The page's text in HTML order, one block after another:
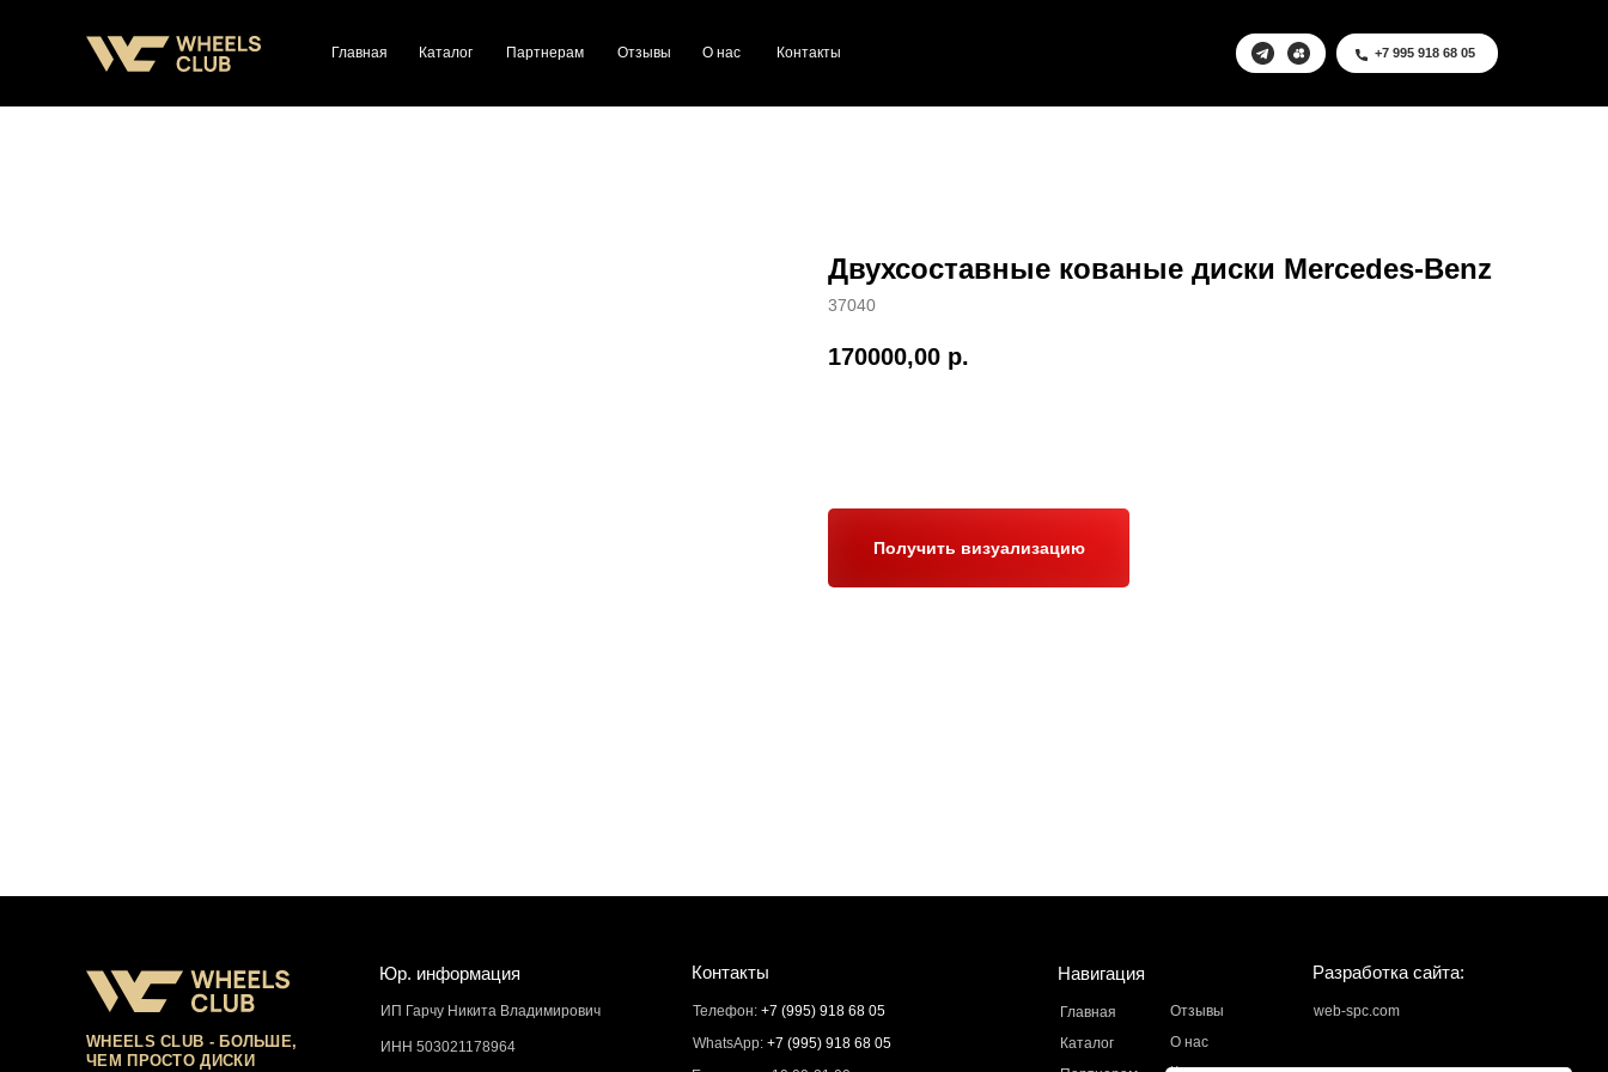
Главная Каталог Партнерам Отзывы О нас Контакты +7 995 918 68 05
Двухсоставные кованые диски Mercedes-Benz
37040
170000,00 р.
Получить визуализацию
WHEELS CLUB - БОЛЬШЕ,
ЧЕМ ПРОСТО ДИСКИ
Юр. информация Контакты Навигация Разработка сайта:
ИП Гарчу Никита Владимирович
ИНН 503021178964
Телефон: +7 (995) 918 68 05
WhatsApp: +7 (995) 918 68 05
Главная
Каталог
Отзывы
О нас
web-spc.com